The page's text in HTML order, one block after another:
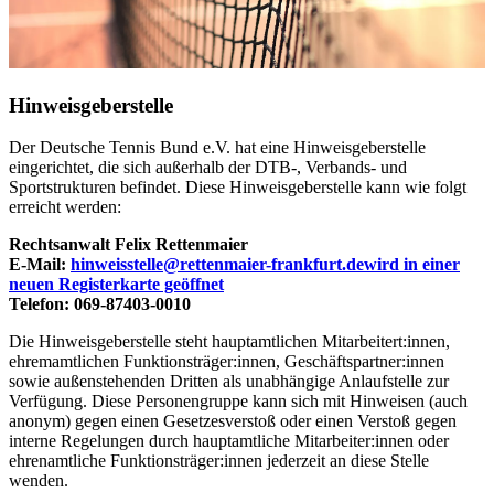
Hinweisgeberstelle
Der Deutsche Tennis Bund e.V. hat eine Hinweisgeberstelle
eingerichtet, die sich außerhalb der DTB-, Verbands- und
Sportstrukturen befindet. Diese Hinweisgeberstelle kann wie folgt
erreicht werden:
Rechtsanwalt Felix Rettenmaier
E-Mail: hinweisstelle@rettenmaier-frankfurt.dewird in einer
neuen Registerkarte geöffnet
Telefon: 069-87403-0010
Die Hinweisgeberstelle steht hauptamtlichen Mitarbeitert:innen,
ehremamtlichen Funktionsträger:innen, Geschäftspartner:innen
sowie außenstehenden Dritten als unabhängige Anlaufstelle zur
Verfügung. Diese Personengruppe kann sich mit Hinweisen (auch
anonym) gegen einen Gesetzesverstoß oder einen Verstoß gegen
interne Regelungen durch hauptamtliche Mitarbeiter:innen oder
ehrenamtliche Funktionsträger:innen jederzeit an diese Stelle
wenden.